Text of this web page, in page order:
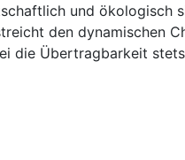
und
den dynamischen
die Übertragbarkeit